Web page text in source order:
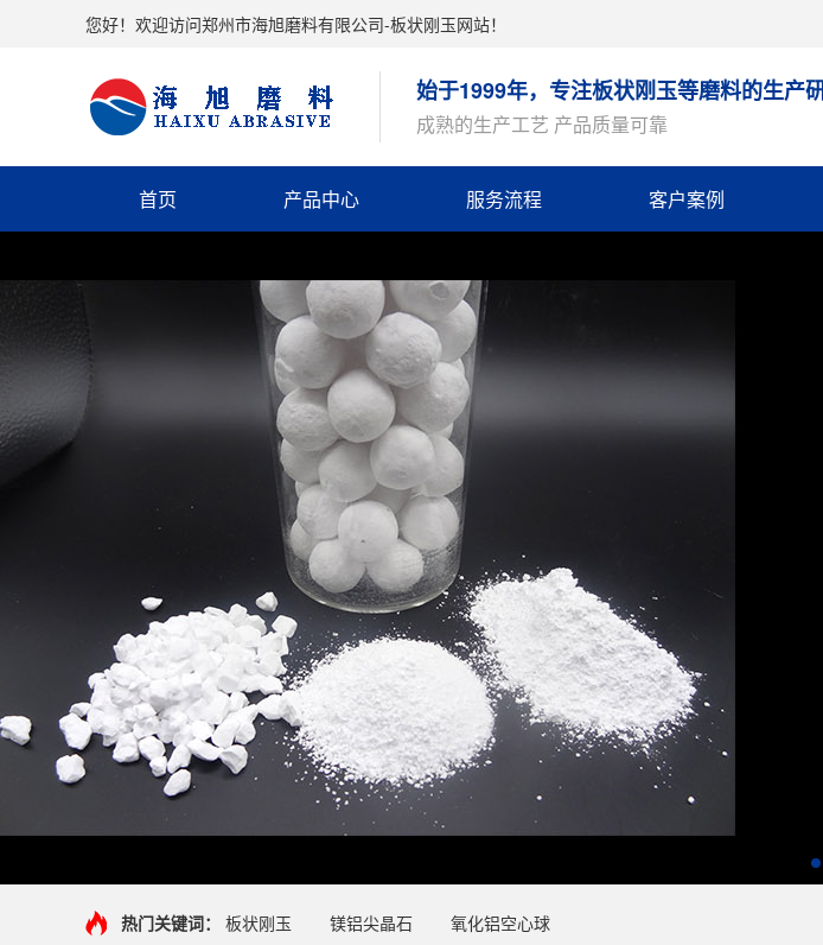
您好！欢迎访问郑州市海旭磨料有限公司-板状刚玉网站！
始于1999年，专注板状刚玉等磨料的生产
成熟的生产工艺 产品质量可靠
首页 产品中心 服务流程 客户案例
热门关键词： 板状刚玉 镁铝尖晶石 氧化铝空心球